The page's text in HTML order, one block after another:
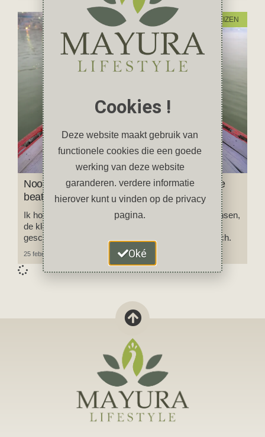
REIZEN
Noord-India: mijn favoriete highlights & off the
beaten track plekken
Ik hou van India, Rajasthan in het bijzonder. De mensen,
de kleuren, de geuren, de boeiende cultuur en
geschiedenis, het verrukkelijke eten, India is magisch.
25 februari 2024
Cookies !
Deze website maakt gebruik van
functionele cookies die een goede
werking van deze website
garanderen. verdere informatie
hierover kunt u vinden op de privacy
pagina.
Oké